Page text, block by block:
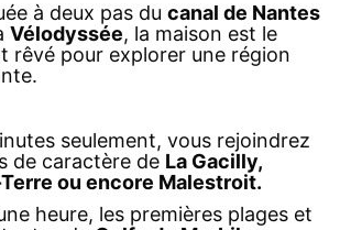
à deux pas du canal de Nantes
Vélodyssée, la maison est le
rêvé pour explorer une région
seulement, vous rejoindrez
de caractère de La Gacilly,
ou encore Malestroit.
heure, les premières plages et